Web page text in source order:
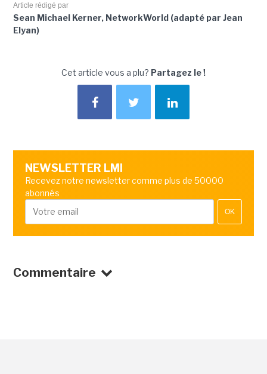
Article rédigé par
Sean Michael Kerner, NetworkWorld (adapté par Jean
Elyan)
Cet article vous a plu? Partagez le !
NEWSLETTER LMI
Recevez notre newsletter comme plus de 50000
abonnés
OK
Commentaire